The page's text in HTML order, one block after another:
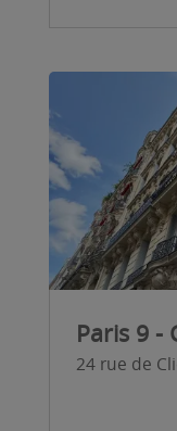
Paris 9 -
24 rue de